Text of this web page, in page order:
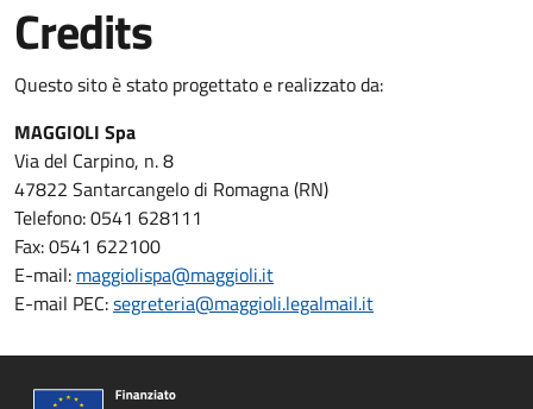
Credits
Questo sito è stato progettato e realizzato da:
MAGGIOLI Spa
Via del Carpino, n. 8
47822 Santarcangelo di Romagna (RN)
Telefono: 0541 628111
Fax: 0541 622100
E-mail: maggiolispa@maggioli.it
E-mail PEC:segreteria@maggioli.legalmail.it